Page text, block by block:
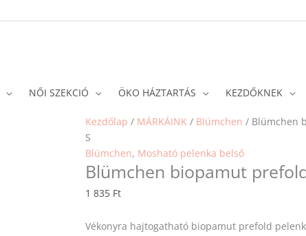
NŐI SZEKCIÓ ÖKO HÁZTARTÁS KEZDŐKNEK
Kezdőlap / MÁRKÁINK / Blümchen / Blümchen
S
Blümchen, Mosható pelenka belső
Blümchen biopamut
1 835 Ft
Vékonyra hajtogatható biopamut prefold